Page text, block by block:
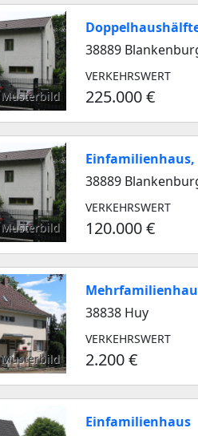
Musterbild
38889
VERKEHRSWERT
225.000 €
Musterbild
38889
VERKEHRSWERT
120.000 €
Musterbild
38838 Huy
VERKEHRSWERT
2.200 €
Einfamilienhaus